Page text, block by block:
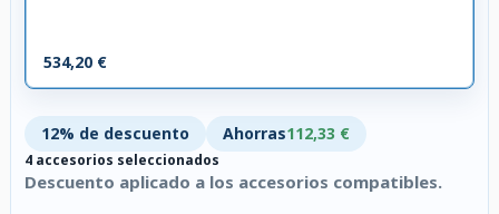
534,20 €
12% de descuento Ahorras112,33 €
4 accesorios seleccionados
Descuento aplicado a los accesorios compatibles.